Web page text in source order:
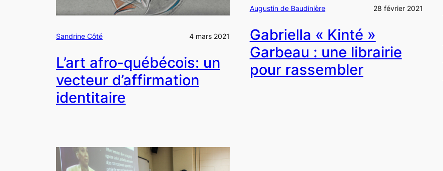
Sandrine Côté 4 mars 2021
L’art afro-québécois: un
vecteur d’affirmation
identitaire
Augustin de Baudinière 28 février 2021
Gabriella « Kinté »
Garbeau : une librairie
pour rassembler